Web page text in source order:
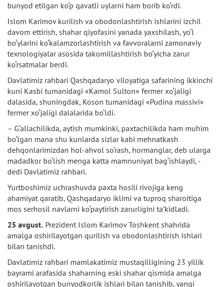
bunyod etilgan ko‘p qavatli uylarni ham borib ko‘rdi.
Islom Karimov kurilish va obodonlashtirish ishlarini izchil
davom ettirish, shahar qiyofasini yanada yaxshilash, yo‘l
bo‘ylarini ko‘kalamzorlashtirish va favvoralarni zamonaviy
texnologiyalar asosida takomillashtirish bo‘yicha zarur
ko‘rsatmalar berdi.
Davlatimiz rahbari Qashqadaryo viloyatiga safarining ikkinchi
kuni Kasbi tumanidagi «Kamol Sulton» fermer xo‘jaligi
dalasida, shuningdak, Koson tumanidagi «Pudina massivi»
fermer xo‘jaligi dalalarida bo‘ldi.
– G‘allachilikda, aytish mumkinki, paxtachilikda ham muhim
bo‘lgan mana shu kunlarda sizlar kabi mehnatkash
dehqonlarimizdan hol-ahvol so‘rash, hormanglar, deb ularga
madadkor bo‘lish menga katta mamnuniyat bag‘ishlaydi, -
dedi Davlatimiz rahbari.
Yurtboshimiz uchrashuvda paxta hosili rivojiga keng
ahamiyat qaratib, Qashqadaryo iklimi va tuproq sharoitiga
mos serhosil navlarni ko‘paytirish zarurligini ta’kidladi.
25 avgust. Prezident Islom Karimov Toshkent shahrida
amalga oshirilayotgan qurilish va obodonlashtirish ishlari
bilan tanishdi.
Davlatimiz rahbari mamlakatimiz mustaqilligining 23 yillik
bayrami arafasida shaharning eski shahar qismida amalga
oshirilayotgan bunyodkorlik ishlari bilan tanishib, yangi